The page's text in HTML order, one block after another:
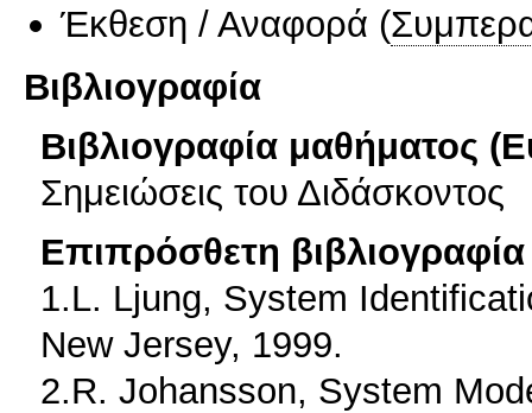
Έκθεση / Αναφορά (
Βιβλιογραφία
Βιβλιογραφία μαθήματος
Σημειώσεις του Διδάσκοντος
Επιπρόσθετη βιβλιογραφία
1.L. Ljung, System
New Jersey, 1999.
2.R. Johansson, System